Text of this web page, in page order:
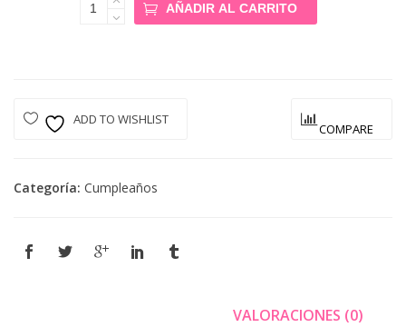
AÑADIR AL CARRITO
ADD TO WISHLIST
COMPARE
Categoría: Cumpleaños
VALORACIONES (0)